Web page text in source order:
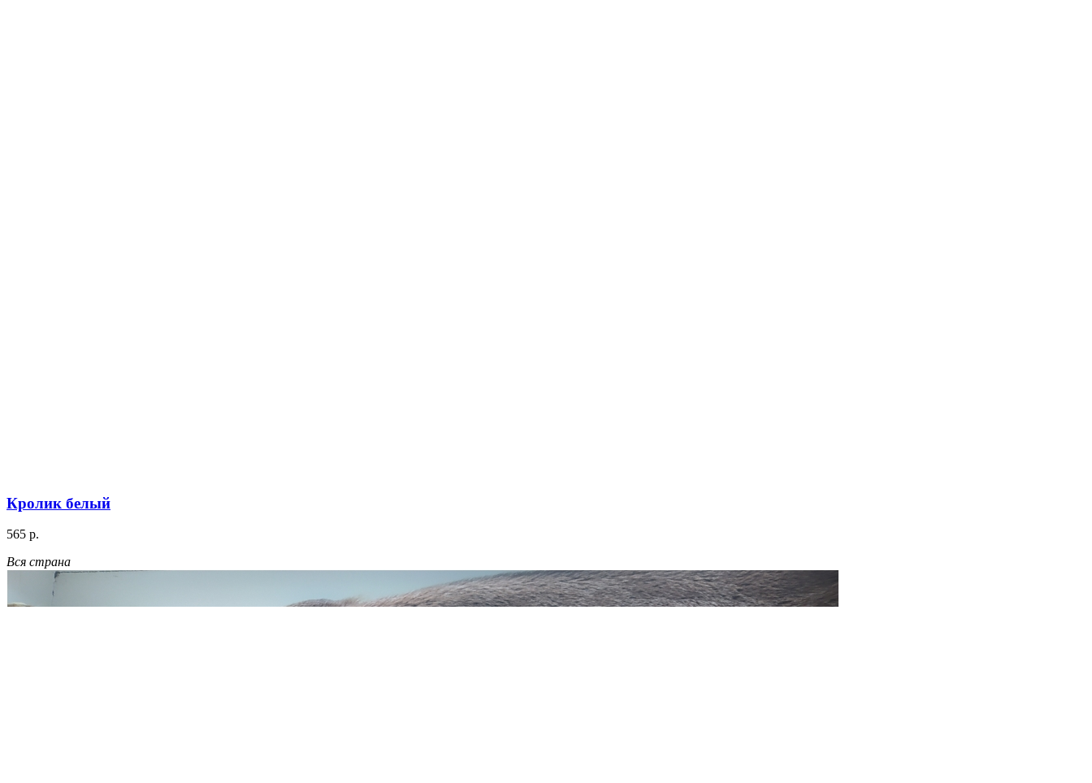
Кролик белый
565 р.
Вся страна